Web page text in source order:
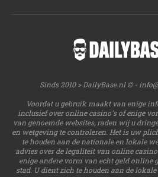
Sinds 2010 > DailyBase.nl © -
Voordat u gebruik maakt van enige
inclusief over online casino's of enige
van genoemde websites, raden wij u
en wetgeving te controleren. Het is uw
te houden aan de nationale en lokale
advies over de legaliteit van online
enige andere vorm van echt geld online
stad. U dient zich te houden aan de